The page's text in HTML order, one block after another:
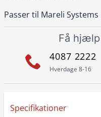
Passer til Mareli
Få
4087 2222
Hverdage 8-16
Specifikationer